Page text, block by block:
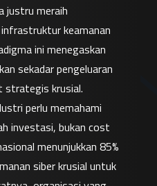
justru meraih
keamanan
ini menegaskan
sekadar pengeluaran
strategis krusial.
perlu memahami
investasi, bukan cost
menunjukkan 85%
siber krusial untuk